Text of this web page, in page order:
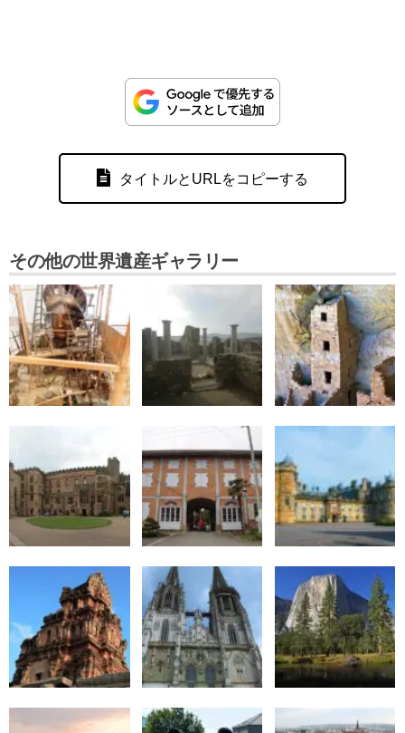
タイトルとURLをコピーする
その他の世界遺産ギャラリー